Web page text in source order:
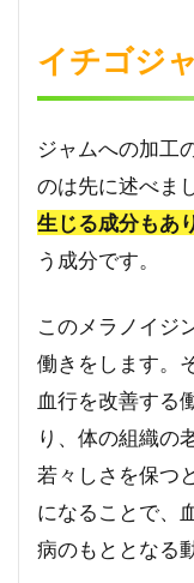
イチゴジ
ジャムへの加工
のは先に述べま
生じる成分もあ
う成分です。
このメラノイジ
働きをします。
血行を改善する
り、体の組織の
若々しさを保つ
になることで、
病のもととなる